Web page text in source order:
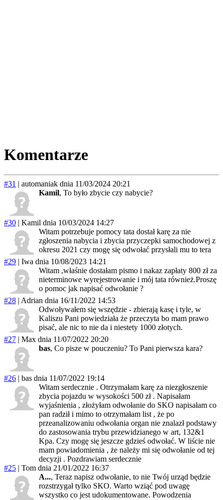
Komentarze
#31 | automaniak dnia 11/03/2024 20:21
Kamil, To było zbycie czy nabycie?
#30 | Kamil dnia 10/03/2024 14:27
Witam potrzebuje pomocy tata dostał karę za nie
zgłoszenia nabycia i zbycia przyczepki samochodowej z
okresu 2021 czy mogę się odwołać przysłali mu to tera
#29 | Iwa dnia 10/08/2023 14:21
Witam ,właśnie dostałam pismo i nakaz zapłaty 800 zł za
nieterminowe wyrejestrowanie i mój tata również.Proszę
o pomoc jak napisać odwołanie ?
#28 | Adrian dnia 16/11/2022 14:53
Odwoływałem się wszędzie - zbierają kasę i tyle, w
Kaliszu Pani powiedziała że przeczyta bo mam prawo
pisać, ale nic to nie da i niestety 1000 złotych.
#27 | Max dnia 11/07/2022 20:20
bas, Co pisze w pouczeniu? To Pani pierwsza kara?
#26 | bas dnia 11/07/2022 19:14
Witam serdecznie . Otrzymałam karę za niezgłoszenie
zbycia pojazdu w wysokości 500 zł . Napisałam
wyjaśnienia , złożyłam odwołanie do SKO napisałam co
pan radził i mimo to otrzymałam list , że po
przeanalizowaniu odwołania organ nie znalazł podstawy
do zastosowania trybu przewidzianego w art, 132&1
Kpa. Czy mogę się jeszcze gdzieś odwołać. W liście nie
mam powiadomienia , że należy mi się odwołanie od tej
decyzji . Pozdrawiam serdecznie
#25 | Tom dnia 21/01/2022 16:37
A..., Teraz napisz odwołanie, to nie Twój urząd będzie
rozstrzygał tylko SKO. Warto wziąć pod uwagę
wszystko co jest udokumentowane. Powodzenia